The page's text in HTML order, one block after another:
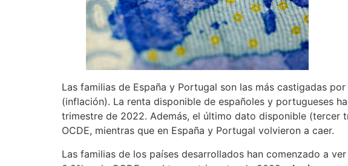
Las familias de España y Portugal son las más castigadas
(inflación). La renta disponible de españoles y portugueses
trimestre de 2022. Además, el último dato disponible (tercer
OCDE, mientras que en España y Portugal volvieron a caer.
Las familias de los países desarrollados han comenzado a